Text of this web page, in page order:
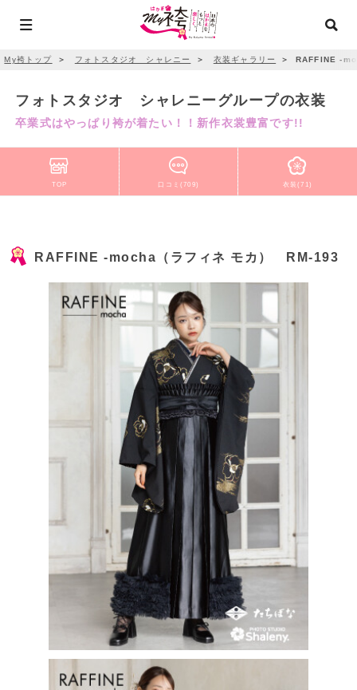
My袴トップ ＞ フォトスタジオ シャレニー ＞ 衣装ギャラリー ＞ RAFFINE -
フォトスタジオ シャレニーグループの衣装
卒業式はやっぱり袴が着たい！！新作衣裳豊富です!!
TOP 口コミ(709) 衣装(71)
RAFFINE -mocha（ラフィネ モカ） RM-193